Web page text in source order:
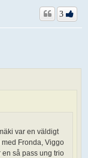
3
var en väldigt
Fronda, Viggo
en så pass ung trio